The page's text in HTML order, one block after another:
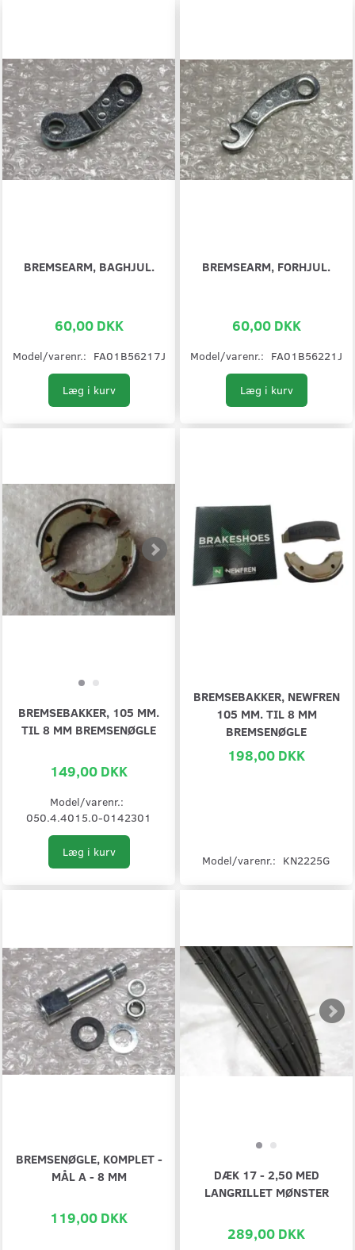
BREMSEARM, BAGHJUL.
60,00 DKK
Model/varenr.: FA01B56217J
Læg i kurv
BREMSEARM, FORHJUL.
60,00 DKK
Model/varenr.: FA01B56221J
Læg i kurv
BREMSEBAKKER, 105 MM.
TIL 8 MM BREMSENØGLE
149,00 DKK
Model/varenr.:
050.4.4015.0-0142301
Læg i kurv
BREMSEBAKKER, NEWFREN
105 MM. TIL 8 MM
BREMSENØGLE
198,00 DKK
Model/varenr.: KN2225G
BREMSENØGLE, KOMPLET -
MÅL A - 8 MM
119,00 DKK
DÆK 17 - 2,50 MED
LANGRILLET MØNSTER
289,00 DKK